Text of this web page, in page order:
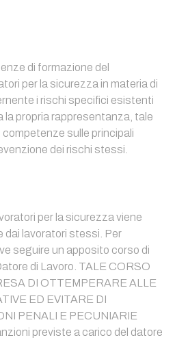
di formazione del
per la sicurezza in materia di
i rischi specifici esistenti
la propria rappresentanza, tale
sulle principali
dei rischi stessi.
per la sicurezza viene
lavoratori stessi. Per
seguire un apposito corso di
di Lavoro. TALE CORSO
DI OTTEMPERARE ALLE
ED EVITARE DI
PENALI E PECUNIARIE
previste a carico del datore